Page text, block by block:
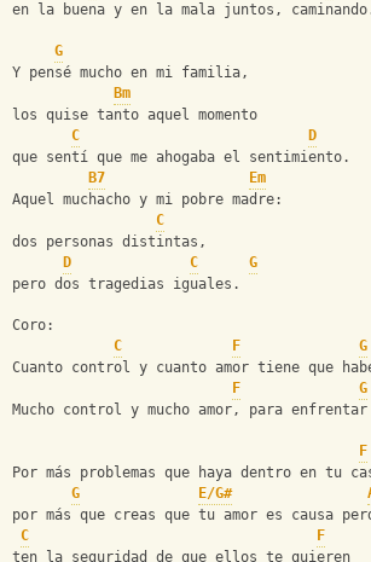
en la buena y en la mala juntos,
G
Y pensé mucho en mi familia,
Bm
los quise tanto aquel momento
C
D
que sentí que me ahogaba el sentimiento.
B7
Em
Aquel muchacho y mi pobre madre:
C
dos personas distintas,
D
C
G
pero dos tragedias iguales.
Coro:
C
F G
Cuanto control y cuanto amor tiene que
F
G
Mucho control y mucho amor, para
F
Por más problemas que haya dentro en tu
G
E/G#
por más que creas que tu amor es causa
C
F
ten la seguridad de que ellos te quieren